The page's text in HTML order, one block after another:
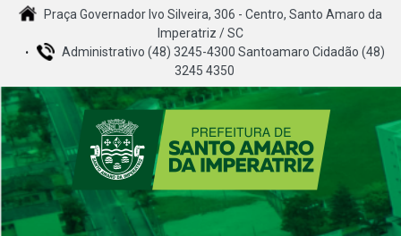
Praça Governador Ivo Silveira, 306 - Centro, Santo Amaro da
Imperatriz / SC
Administrativo (48) 3245-4300 Santoamaro Cidadão (48)
3245 4350